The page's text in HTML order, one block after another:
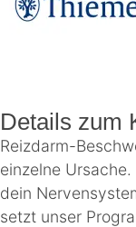
Details zum
Reizdarm-
einzelne
dein
setzt unser